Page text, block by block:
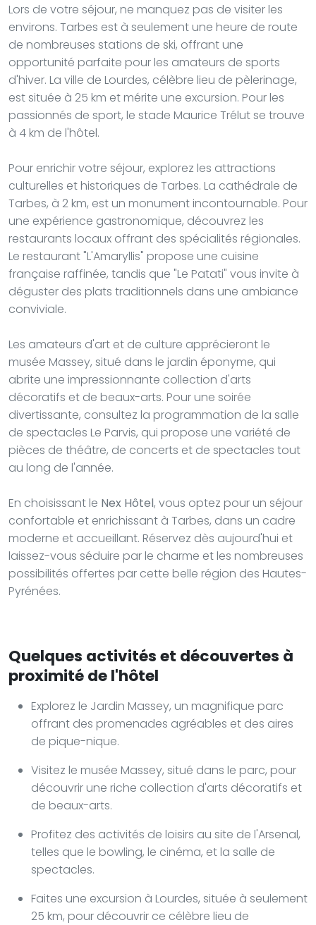
Lors de votre séjour, ne manquez pas de visiter les
environs. Tarbes est à seulement une heure de route
de nombreuses stations de ski, offrant une
opportunité parfaite pour les amateurs de sports
d'hiver. La ville de Lourdes, célèbre lieu de pèlerinage,
est située à 25 km et mérite une excursion. Pour les
passionnés de sport, le stade Maurice Trélut se trouve
à 4 km de l'hôtel.
Pour enrichir votre séjour, explorez les attractions
culturelles et historiques de Tarbes. La cathédrale de
Tarbes, à 2 km, est un monument incontournable. Pour
une expérience gastronomique, découvrez les
restaurants locaux offrant des spécialités régionales.
Le restaurant "L'Amaryllis" propose une cuisine
française raffinée, tandis que "Le Patati" vous invite à
déguster des plats traditionnels dans une ambiance
conviviale.
Les amateurs d'art et de culture apprécieront le
musée Massey, situé dans le jardin éponyme, qui
abrite une impressionnante collection d'arts
décoratifs et de beaux-arts. Pour une soirée
divertissante, consultez la programmation de la salle
de spectacles Le Parvis, qui propose une variété de
pièces de théâtre, de concerts et de spectacles tout
au long de l'année.
En choisissant le Nex Hôtel, vous optez pour un séjour
confortable et enrichissant à Tarbes, dans un cadre
moderne et accueillant. Réservez dès aujourd'hui et
laissez-vous séduire par le charme et les nombreuses
possibilités offertes par cette belle région des Hautes-
Pyrénées.
Quelques activités et découvertes à
proximité de l'hôtel
Explorez le Jardin Massey, un magnifique parc
offrant des promenades agréables et des aires
de pique-nique.
Visitez le musée Massey, situé dans le parc, pour
découvrir une riche collection d'arts décoratifs et
de beaux-arts.
Profitez des activités de loisirs au site de l'Arsenal,
telles que le bowling, le cinéma, et la salle de
spectacles.
Faites une excursion à Lourdes, située à seulement
25 km, pour découvrir ce célèbre lieu de